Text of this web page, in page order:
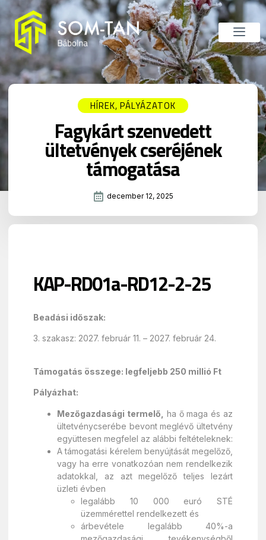
HÍREK, PÁLYÁZATOK
Fagykárt szenvedett
ültetvények cseréjének
támogatása
december 12, 2025
KAP-RD01a-RD12-2-25
Beadási időszak:
3. szakasz: 2027. február 11. – 2027. február 24.
Támogatás összege: legfeljebb 250 millió Ft
Pályázhat:
Mezőgazdasági termelő,
ha ő maga és az
ültetvénycserébe bevont meglévő ültetvény
együttesen megfelel az alábbi feltételeknek:
A támogatási kérelem benyújtását megelőző,
vagy ha erre vonatkozóan nem rendelkezik
adatokkal, az azt megelőző teljes lezárt
üzleti évben
legalább 10 000 euró STÉ
üzemmérettel rendelkezett és
árbevétele legalább 40%-a